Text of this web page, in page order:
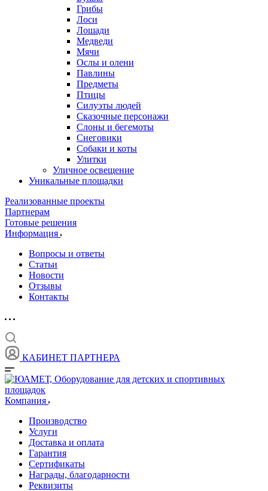
Грибы
Лоси
Лошади
Медведи
Мячи
Ослы и олени
Павлины
Предметы
Птицы
Силуэты людей
Сказочные персонажи
Слоны и бегемоты
Снеговики
Собаки и коты
Улитки
Уличное освещение
Уникальные площадки
Реализованные проекты
Партнерам
Готовые решения
Информация
Вопросы и ответы
Статьи
Новости
Отзывы
Контакты
КАБИНЕТ ПАРТНЕРА
Компания
Производство
Услуги
Доставка и оплата
Гарантия
Сертификаты
Награды, благодарности
Реквизиты